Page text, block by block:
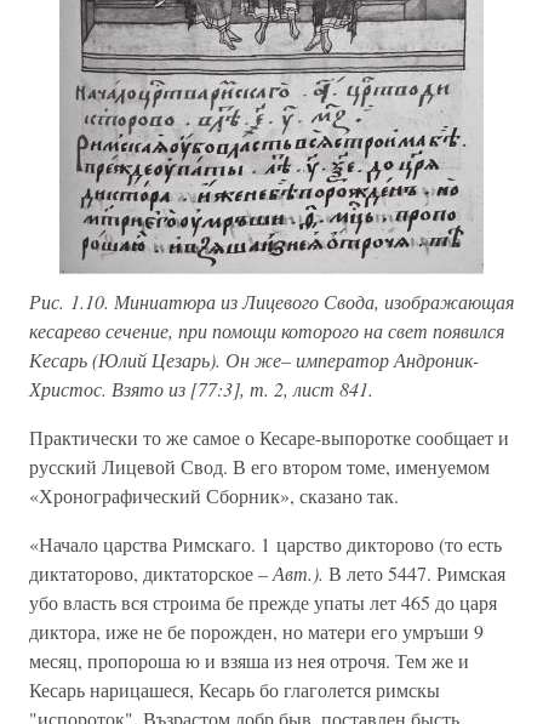
Рис. 1.10. Миниатюра из Лицевого Свода, изображающая
кесарево сечение, при помощи которого на свет появился
Кесарь (Юлий Цезарь). Он же– император Андроник-
Христос. Взято из [77:3], т. 2, лист 841.
Практически то же самое о Кесаре-выпоротке сообщает и
русский Лицевой Свод. В его втором томе, именуемом
«Хронографический Сборник», сказано так.
«Начало царства Римскаго. 1 царство дикторово (то есть
диктаторово, диктаторское –Авт.). В лето 5447. Римская
убо власть вся строима бе прежде упаты лет 465 до царя
диктора, иже не бе порожден, но матери его умръши 9
месяц, пропороша ю и взяша из нея отрочя. Тем же и
Кесарь нарицашеся, Кесарь бо глаголется римскы
"испороток". Възрастом добр быв, поставлен бысть